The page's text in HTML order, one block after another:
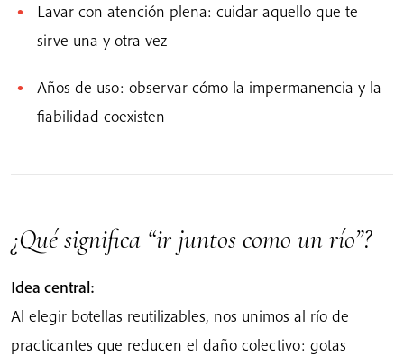
Lavar con atención plena: cuidar aquello que te
sirve una y otra vez
Años de uso: observar cómo la impermanencia y la
fiabilidad coexisten
¿Qué significa “ir juntos como un río”?
Idea central:
Al elegir botellas reutilizables, nos unimos al río de
practicantes que reducen el daño colectivo: gotas